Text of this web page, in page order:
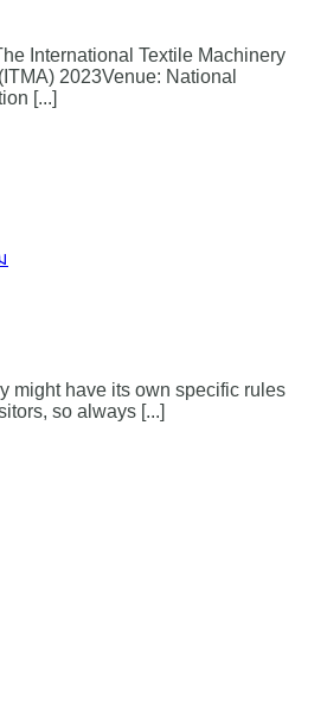
International Textile Machinery
2023Venue: National
[...]
might have its own specific rules
so always [...]